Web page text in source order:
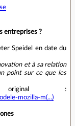
entreprises ?
Speidel en date du
et à sa relation
point sur ce que les
:
mozilla-m(...)